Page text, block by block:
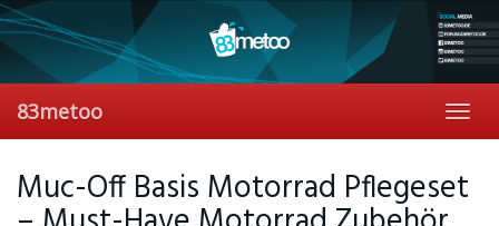
Skip
to
content
83metoo
Muc-Off Basis Motorrad Pflegeset